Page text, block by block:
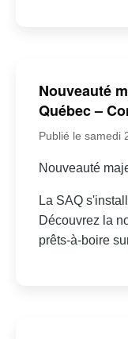
Nouveauté
Québec –
Publié le samedi
Nouveauté
La SAQ
Découvrez la
prêts-à-boire